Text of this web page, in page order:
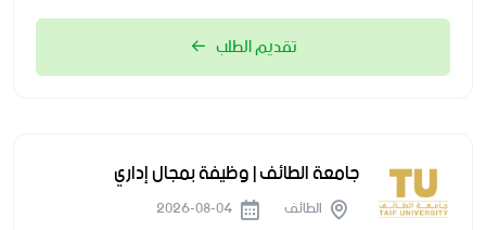
تقديم الطلب
جامعة الطائف | وظيفة بمجال إداري
الطائف